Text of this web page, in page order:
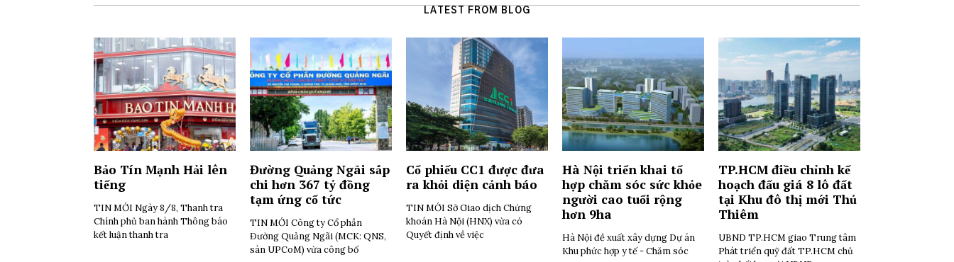
LATEST FROM BLOG
Bảo Tín Mạnh Hải lên
tiếng
TIN MỚI Ngày 8/8, Thanh tra
Chính phủ ban hành Thông báo
kết luận thanh tra
Đường Quảng Ngãi sắp
chi hơn 367 tỷ đồng
tạm ứng cổ tức
TIN MỚI Công ty Cổ phần
Đường Quảng Ngãi (MCK: QNS,
sàn UPCoM) vừa công bố
Cổ phiếu CC1 được đưa
ra khỏi diện cảnh báo
TIN MỚI Sở Giao dịch Chứng
khoán Hà Nội (HNX) vừa có
Quyết định về việc
Hà Nội triển khai tổ
hợp chăm sóc sức khỏe
người cao tuổi rộng
hơn 9ha
Hà Nội đề xuất xây dựng Dự án
Khu phức hợp y tế - Chăm sóc
TP.HCM điều chỉnh kế
hoạch đấu giá 8 lô đất
tại Khu đô thị mới Thủ
Thiêm
UBND TP.HCM giao Trung tâm
Phát triển quỹ đất TP.HCM chủ